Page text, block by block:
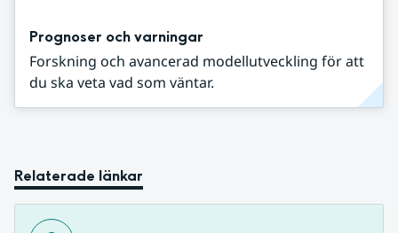
Prognoser och varningar
Forskning och avancerad modellutveckling för att
du ska veta vad som väntar.
Relaterade länkar